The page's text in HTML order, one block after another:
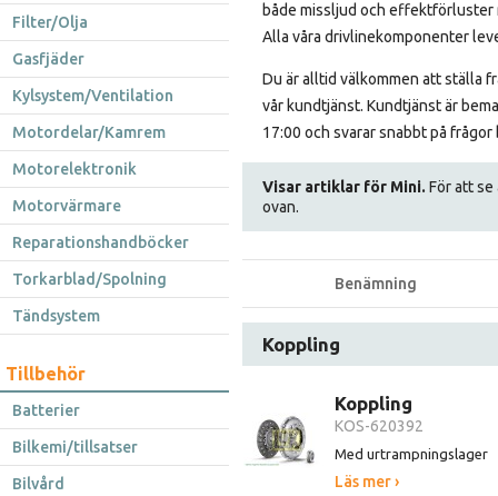
Filter/Olja
Gasfjäder
Kylsystem/Ventilation
Motordelar/Kamrem
Motorelektronik
Motorvärmare
Reparationshandböcker
Torkarblad/Spolning
Tändsystem
Tillbehör
Batterier
Bilkemi/tillsatser
Bilvård
både missljud och effektförluster
Alla våra drivlinekomponenter
Du är alltid välkommen att ställa
vår kundtjänst. Kundtjänst är
17:00 och svarar snabbt på
Visar artiklar för Mini. För att
ovan.
Benämning
Koppling
Koppling
KOS-620392
Med urtrampningslager
Läs mer ›